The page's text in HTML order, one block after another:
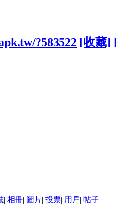
?583522 [收藏]
| 相冊| 圖片| 投票| 用戶| 帖子